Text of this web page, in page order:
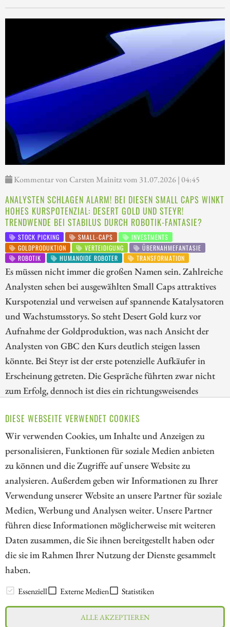
DIESE WEBSEITE VERWENDET COOKIES
Wir verwenden Cookies, um Inhalte und Anzeigen zu
personalisieren, Funktionen für soziale Medien anbieten
zu können und die Zugriffe auf unsere Website zu
analysieren. Außerdem geben wir Informationen zu Ihrer
Verwendung unserer Website an unsere Partner für soziale
Medien, Werbung und Analysen weiter. Unsere Partner
führen diese Informationen möglicherweise mit weiteren
Daten zusammen, die Sie ihnen bereitgestellt haben oder
die sie im Rahmen Ihrer Nutzung der Dienste gesammelt
haben.
Essenziell Externe Medien Statistiken
ALLE AKZEPTIEREN
Kommentar von Carsten Mainitz vom 31.07.2026 | 04:45
ANALYSTEN SCHLAGEN ALARM! BEI DIESEN SMALL CAPS WINKT
HOHES KURSPOTENZIAL: DESERT GOLD UND STEYR!
TRENDWENDE BEI STABILUS DURCH ROBOTIK-FANTASIE?
STOCK PICKING SMALL-CAPS
INVESTMENTS
GOLDPRODUKTION
VERTEIDIGUNG
ÜBERNAHMEFANTASIE
ROBOTIK
HUMANOIDE ROBOTER TRANSFORMATION
Es müssen nicht immer die großen Namen sein. Zahlreiche
Analysten sehen bei ausgewählten Small Caps attraktives
Kurspotenzial und verweisen auf spannende Katalysatoren
und Wachstumsstorys. So steht Desert Gold kurz vor
Aufnahme der Goldproduktion, was nach Ansicht der
Analysten von GBC den Kurs deutlich steigen lassen
könnte. Bei Steyr ist der erste potenzielle Aufkäufer in
Erscheinung getreten. Die Gespräche führten zwar nicht
zum Erfolg, dennoch ist dies ein richtungsweisendes
neueste strategische Robotik-Partnerschaft bei Stabilus
nun die Trendwende ein? Welche Aktie startet jetzt durch?
ZUM KOMMENTAR
// kapitalerhoehungen.de - © 2026 - Die Informationsplattform für
Investoren und Unternehmen rund um Kapitalerhöhung, Kapitalmarkt
und Unternehmensfinanzierung
LEXIKON